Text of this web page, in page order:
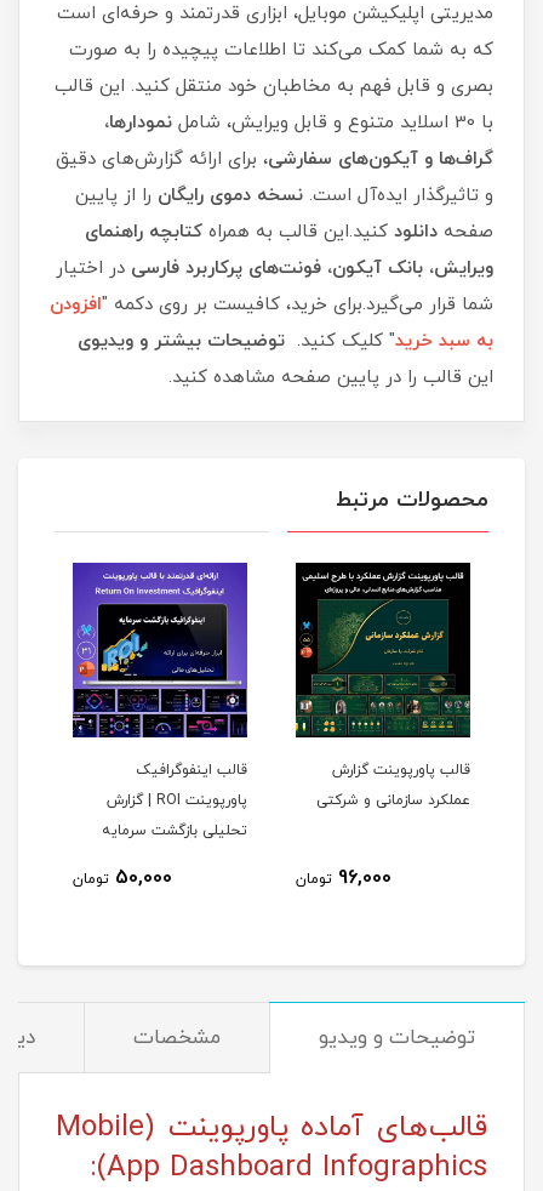
مدیریتی اپلیکیشن موبایل، ابزاری قدرتمند و حرفه‌ای است
که به شما کمک می‌کند تا اطلاعات پیچیده را به صورت
بصری و قابل فهم به مخاطبان خود منتقل کنید. این قالب
با 30 اسلاید متنوع و قابل ویرایش، شامل
نمودارها،
گراف‌ها و آیکون‌های سفارشی، برای ارائه گزارش‌های دقیق
و تاثیرگذار ایده‌آل است. نسخه دموی رایگان را از پایین
صفحه دانلود کنید.این قالب به همراه کتابچه‌ راهنمای
ویرایش، بانک آیکون، فونت‌های پرکاربرد فارسی در اختیار
شما قرار می‌گیرد.برای خرید، کافیست بر روی دکمه "افزودن
به سبد خرید" کلیک کنید. توضیحات بیشتر و ویدیوی
این قالب را در پایین صفحه مشاهده کنید.
محصولات مرتبط
قالب پاورپوینت گزارش
عملکرد سازمانی و شرکتی
96,000 تومان
قالب اینفوگرافیک
پاورپوینت ROI | گزارش
تحلیلی بازگشت سرمایه
50,000 تومان
توضیحات و ویدیو مشخصات
قالب‌های آماده پاورپوینت (Mobile
App Dashboard Infographics):